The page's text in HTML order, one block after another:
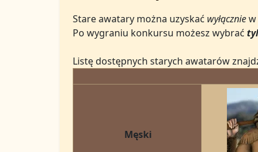
Stare awatary można uzyskać wyłączniew
Po wygraniu konkursu możesz wybrać
Listę dostępnych starych awatarów
Męski